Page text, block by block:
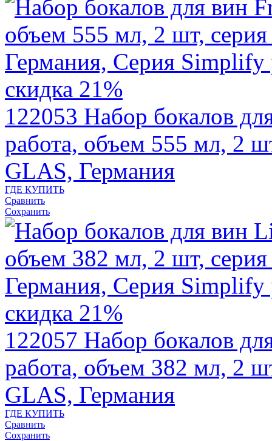
скидка 21%
122053 Набор бокалов
работа, объем 555 мл, 2
GLAS, Германия
ГДЕ КУПИТЬ
Сравнить
Сохранить
скидка 21%
122057 Набор бокалов
работа, объем 382 мл, 2
GLAS, Германия
ГДЕ КУПИТЬ
Сравнить
Сохранить